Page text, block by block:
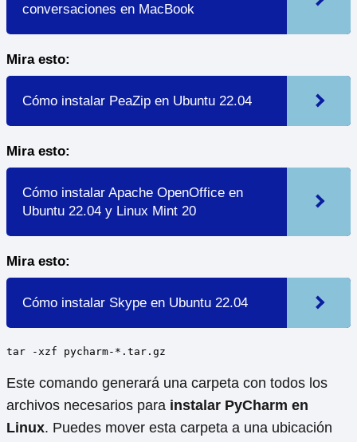
conversaciones en MacBook
Mira esto:
Cómo instalar PeaZip en Ubuntu 22.04
Mira esto:
Cómo instalar Apache OpenOffice en
Ubuntu 22.04 y Linux Mint 20
Mira esto:
Cómo instalar Skype en Ubuntu 22.04
tar -xzf pycharm-*.tar.gz
Este comando generará una carpeta con todos los
archivos necesarios para instalar PyCharm en
Linux. Puedes mover esta carpeta a una ubicación